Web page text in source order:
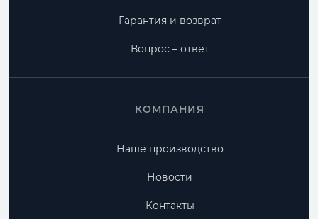
Гарантия и возврат
Вопрос – ответ
КОМПАНИЯ
Наше производство
Новости
Контакты